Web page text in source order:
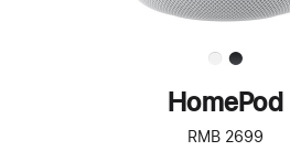
HomePod
RMB 2699